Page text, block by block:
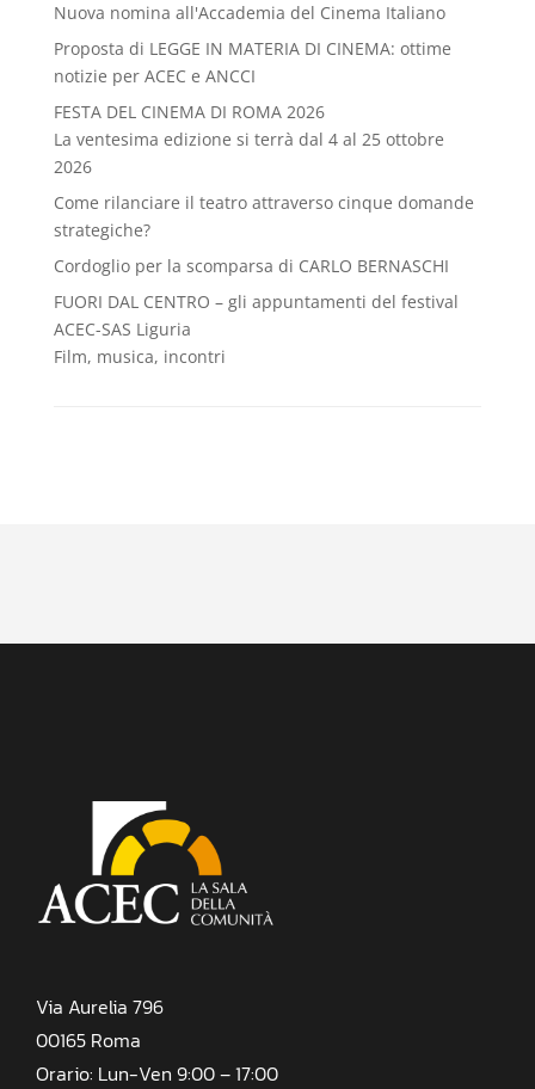
Nuova nomina all'Accademia del Cinema Italiano
Proposta di LEGGE IN MATERIA DI CINEMA: ottime
notizie per ACEC e ANCCI
FESTA DEL CINEMA DI ROMA 2026
La ventesima edizione si terrà dal 4 al 25 ottobre
2026
Come rilanciare il teatro attraverso cinque domande
strategiche?
Cordoglio per la scomparsa di CARLO BERNASCHI
FUORI DAL CENTRO – gli appuntamenti del festival
ACEC-SAS Liguria
Film, musica, incontri
Via Aurelia 796
00165 Roma
Orario: Lun-Ven 9:00 – 17:00